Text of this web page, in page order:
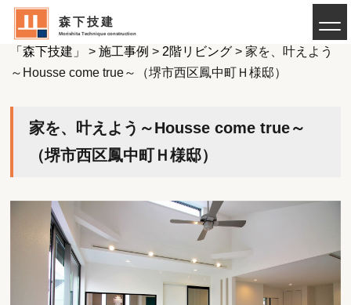
森下技建
Morishita Technique construction
注文住宅や新築の建築設計・施工なら羽曳野市の工務店
「森下技建」
>施工事例 > 2階リビング >家を、叶えよう
～Housse come true～（堺市西区鳳中町Ｈ様邸）
家を、叶えよう～Housse come true～
（堺市西区鳳中町Ｈ様邸）